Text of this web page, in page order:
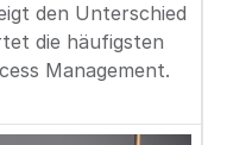
den Unterschied
die häufigsten
Management.